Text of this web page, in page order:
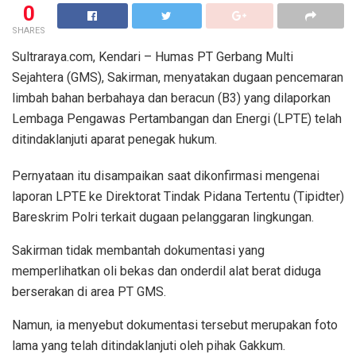
0
SHARES
Sultraraya.com, Kendari – Humas PT Gerbang Multi
Sejahtera (GMS), Sakirman, menyatakan dugaan pencemaran
limbah bahan berbahaya dan beracun (B3) yang dilaporkan
Lembaga Pengawas Pertambangan dan Energi (LPTE) telah
ditindaklanjuti aparat penegak hukum.
Pernyataan itu disampaikan saat dikonfirmasi mengenai
laporan LPTE ke Direktorat Tindak Pidana Tertentu (Tipidter)
Bareskrim Polri terkait dugaan pelanggaran lingkungan.
Sakirman tidak membantah dokumentasi yang
memperlihatkan oli bekas dan onderdil alat berat diduga
berserakan di area PT GMS.
Namun, ia menyebut dokumentasi tersebut merupakan foto
lama yang telah ditindaklanjuti oleh pihak Gakkum.